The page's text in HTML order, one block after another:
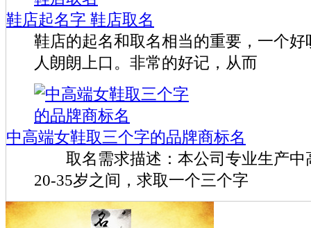
鞋店起名字 鞋店取名
鞋店的起名和取名相当的重要，一个
人朗朗上口。非常的好记，从而
中高端女鞋取三个字的品牌商标名
取名需求描述：本公司专业生产中
20-35岁之间，求取一个三个字